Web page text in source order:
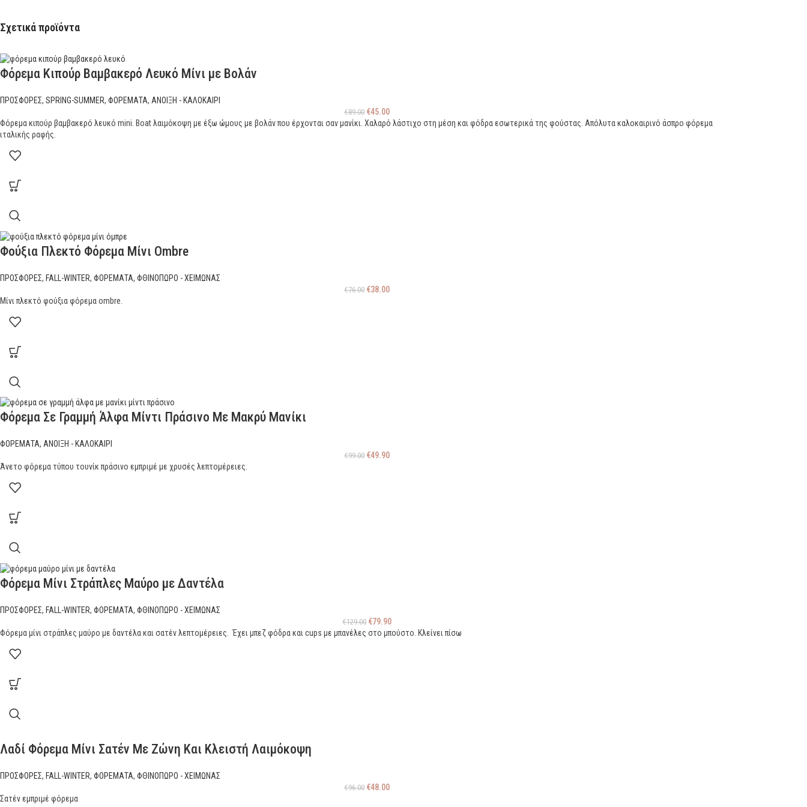
Σχετικά προϊόντα
Φόρεμα Κιπούρ Βαμβακερό Λευκό Μίνι με Βολάν
ΠΡΟΣΦΟΡΕΣ, SPRING-SUMMER, ΦΟΡΕΜΑΤΑ, ΑΝΟΙΞΗ - ΚΑΛΟΚΑΙΡΙ
€89.00 €45.00
Φόρεμα κιπούρ βαμβακερό λευκό mini. Boat λαιμόκοψη με έξω ώμους με βολάν που έρχονται σαν μανίκι. Χαλαρό λάστιχο στη μέση και φόδρα εσωτερικά της φούστας. Απόλυτα καλοκαιρινό άσπρο φόρεμα
ιταλικής ραφής.
Φούξια Πλεκτό Φόρεμα Μίνι Ombre
ΠΡΟΣΦΟΡΕΣ, FALL-WINTER, ΦΟΡΕΜΑΤΑ, ΦΘΙΝΟΠΩΡΟ - ΧΕΙΜΩΝΑΣ
€76.00 €38.00
Μίνι πλεκτό φούξια φόρεμα ombre.
Φόρεμα Σε Γραμμή Άλφα Μίντι Πράσινο Με Μακρύ Μανίκι
ΦΟΡΕΜΑΤΑ, ΑΝΟΙΞΗ - ΚΑΛΟΚΑΙΡΙ
€99.00 €49.90
Άνετο φόρεμα τύπου τουνίκ πράσινο εμπριμέ με χρυσές λεπτομέρειες.
Φόρεμα Μίνι Στράπλες Μαύρο με Δαντέλα
ΠΡΟΣΦΟΡΕΣ, FALL-WINTER, ΦΟΡΕΜΑΤΑ, ΦΘΙΝΟΠΩΡΟ - ΧΕΙΜΩΝΑΣ
€129.00 €79.90
Φόρεμα μίνι στράπλες μαύρο με δαντέλα και σατέν λεπτομέρειες. Έχει μπεζ φόδρα και cups με μπανέλες στο μπούστο. Κλείνει πίσω
Λαδί Φόρεμα Μίνι Σατέν Με Ζώνη Και Κλειστή Λαιμόκοψη
ΠΡΟΣΦΟΡΕΣ, FALL-WINTER, ΦΟΡΕΜΑΤΑ, ΦΘΙΝΟΠΩΡΟ - ΧΕΙΜΩΝΑΣ
€96.00 €48.00
Σατέν εμπριμέ φόρεμα